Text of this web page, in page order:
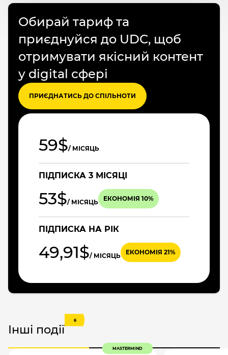
Обирай тариф та
приєднуйся до UDC, щоб
отримувати якісний контент
у digital сфері
ПРИЄДНАТИСЬ ДО СПІЛЬНОТИ
59$/ МІСЯЦЬ
ПІДПИСКА 3 МІСЯЦІ
53$/ МІСЯЦЬ ЕКОНОМІЯ 10%
ПІДПИСКА НА РІК
49,91$/ МІСЯЦЬ ЕКОНОМІЯ 21%
Інші події
6
MASTERMIND